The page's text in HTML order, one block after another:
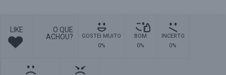
LIKE
O QUE
ACHOU?
GOSTEI MUITO
0%
BOM
0%
INCERTO
0%